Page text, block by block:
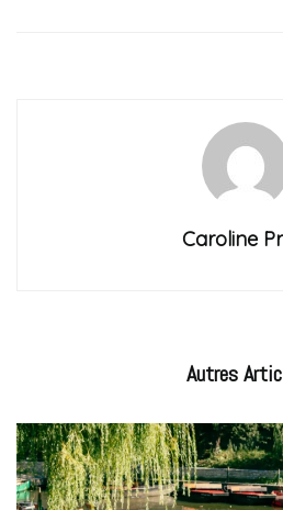
Caroline
Autres